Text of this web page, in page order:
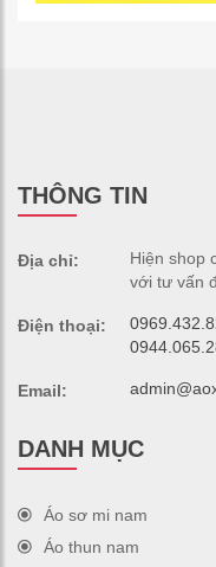
THÔNG TIN
Địa chỉ:
Hiện shop
với tư vấn
Điện thoại:
Email:
DANH MỤC
Áo sơ mi nam
Áo thun nam